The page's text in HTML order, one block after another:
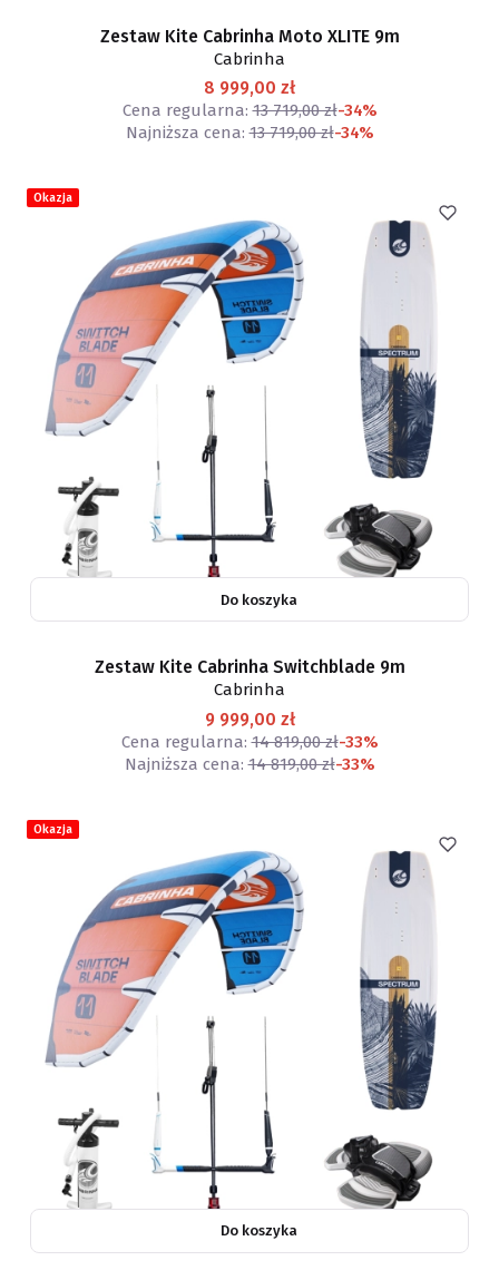
Zestaw Kite Cabrinha Moto XLITE 9m
Cabrinha
8 999,00 zł
Cena regularna: 13 719,00 zł-34%
Najniższa cena: 13 719,00 zł-34%
Okazja
Do koszyka
Zestaw Kite Cabrinha Switchblade 9m
Cabrinha
9 999,00 zł
Cena regularna: 14 819,00 zł-33%
Najniższa cena: 14 819,00 zł-33%
Okazja
Do koszyka